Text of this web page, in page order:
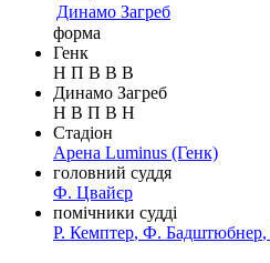
Динамо Загреб
форма
Генк
Н П В В В
Динамо Загреб
Н В П В Н
Стадіон
Арена Luminus (Генк)
головний суддя
Ф. Цвайєр
помічники судді
Р. Кемптер, Ф. Бадштюбнер,